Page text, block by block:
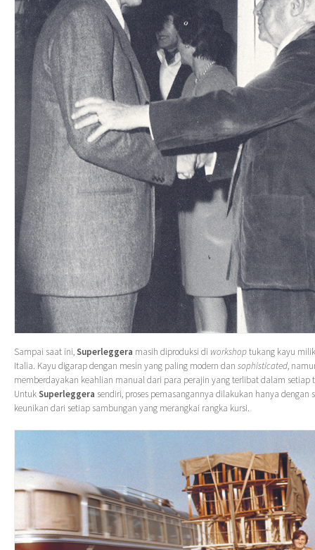
Sampai saat ini,Superleggera masih diproduksi di workshoptukang kayu
Italia. Kayu digarap dengan mesin yang paling modern dan sophisticated,
memberdayakan keahlian manual dari para perajin yang terlibat dalam setiap
UntukSuperleggera sendiri, proses pemasangannya dilakukan hanya dengan
keunikan dari setiap sambungan yang merangkai rangka kursi.